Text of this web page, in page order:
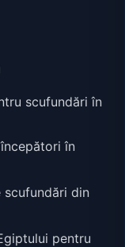
scufundări în
în
scufundări din
pentru